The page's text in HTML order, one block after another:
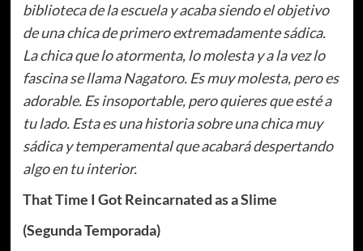
biblioteca de la escuela y acaba siendo el objetivo
de una chica de primero extremadamente sádica.
La chica que lo atormenta, lo molesta y a la vez lo
fascina se llama Nagatoro. Es muy molesta, pero es
adorable. Es insoportable, pero quieres que esté a
tu lado. Esta es una historia sobre una chica muy
sádica y temperamental que acabará despertando
algo en tu interior.
That Time I Got Reincarnated as a Slime
(Segunda Temporada)